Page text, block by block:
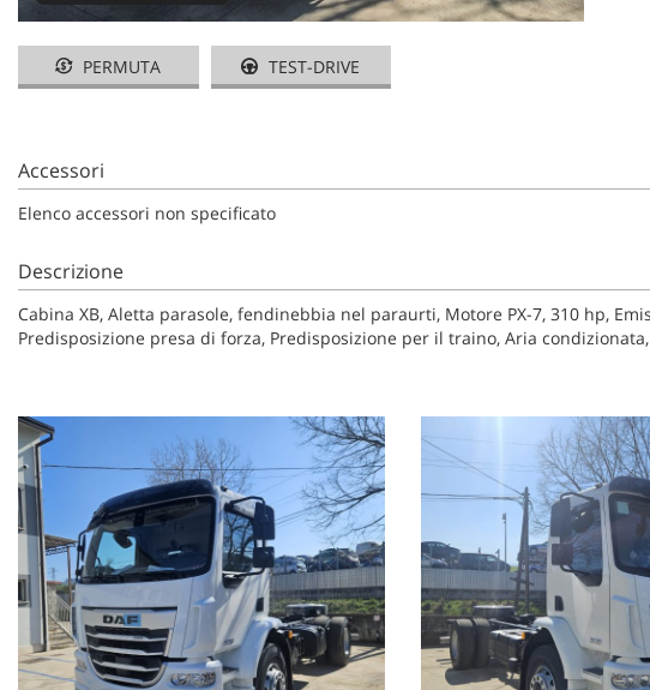
PERMUTA TEST-DRIVE
Accessori
Elenco accessori non specificato
Descrizione
Cabina XB, Aletta parasole, fendinebbia nel paraurti, Motore PX-7, 310 hp,
Predisposizione presa di forza, Predisposizione per il traino, Aria